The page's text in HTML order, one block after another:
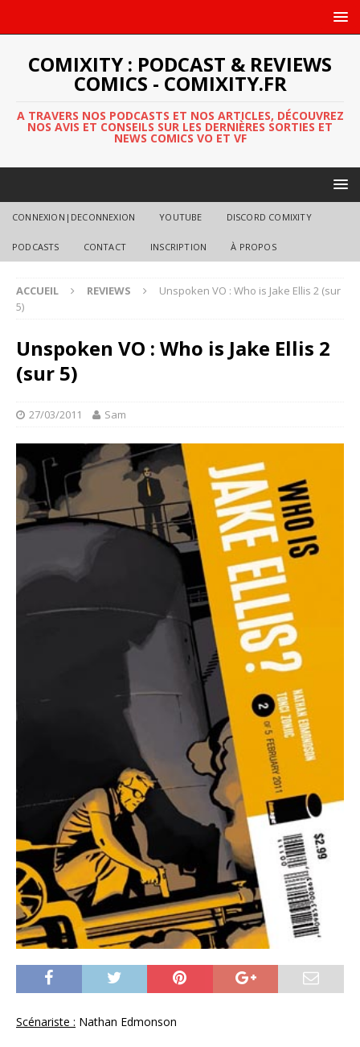
COMIXITY : PODCAST & REVIEWS
COMICS - COMIXITY.FR
A TRAVERS NOS PODCASTS ET NOS ARTICLES, DÉCOUVREZ
NOS AVIS ET CONSEILS SUR LES DERNIÈRES SORTIES ET
NEWS COMICS VO ET VF
CONNEXION|DECONNEXION YOUTUBE DISCORD COMIXITY
PODCASTS CONTACT INSCRIPTION À PROPOS
ACCUEIL REVIEWS
Unspoken VO : Who is Jake Ellis 2 (sur
5)
Unspoken VO : Who is Jake Ellis 2
(sur 5)
27/03/2011 Sam
Scénariste : Nathan Edmonson